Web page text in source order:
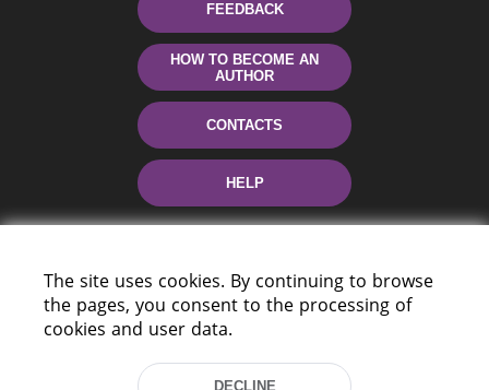
FEEDBACK
HOW TO BECOME AN
AUTHOR
CONTACTS
HELP
The site uses cookies. By continuing to browse
the pages, you consent to the processing of
cookies and user data.
DECLINE